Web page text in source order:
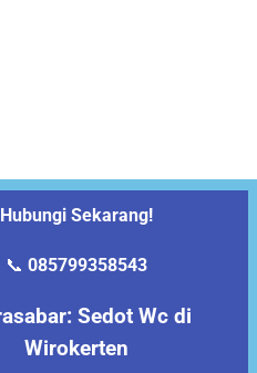
Hubungi Sekarang!
📞085799358543
Sedot Wc di
Wirokerten